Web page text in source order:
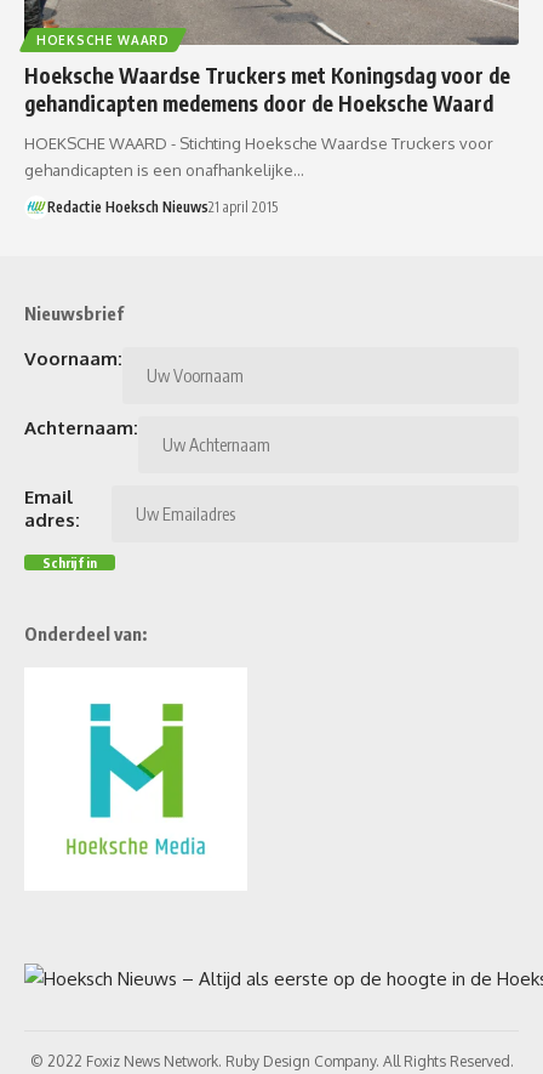
HOEKSCHE WAARD
Hoeksche Waardse Truckers met Koningsdag voor de
gehandicapten medemens door de Hoeksche Waard
HOEKSCHE WAARD - Stichting Hoeksche Waardse Truckers voor
gehandicapten is een onafhankelijke…
Redactie Hoeksch Nieuws21 april 2015
Nieuwsbrief
Voornaam:
Achternaam:
Email
adres:
Onderdeel van:
© 2022 Foxiz News Network. Ruby Design Company. All Rights Reserved.